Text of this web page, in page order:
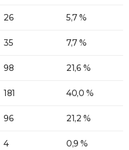
26 5,7 %
35 7,7 %
98 21,6 %
181 40,0 %
96 21,2 %
4 0,9 %